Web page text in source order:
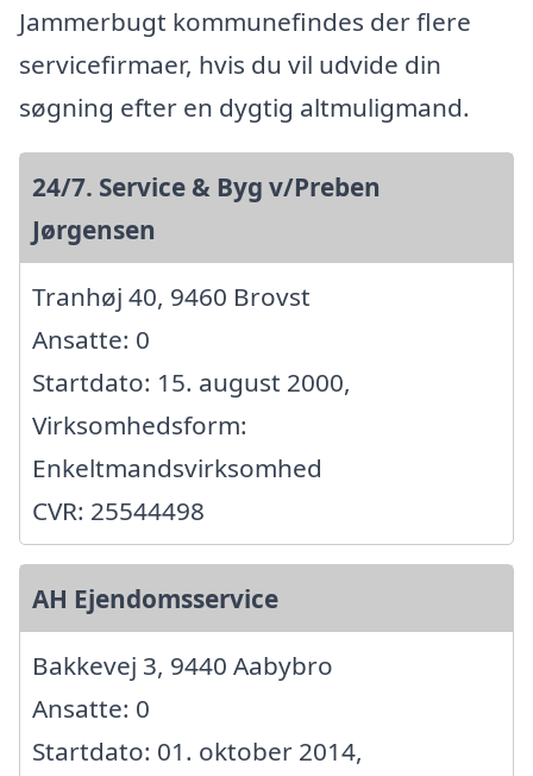
Jammerbugt kommunefindes der flere
servicefirmaer, hvis du vil udvide din
søgning efter en dygtig altmuligmand.
24/7. Service & Byg v/Preben
Jørgensen
Tranhøj 40, 9460 Brovst
Ansatte: 0
Startdato: 15. august 2000,
Virksomhedsform:
Enkeltmandsvirksomhed
CVR: 25544498
AH Ejendomsservice
Bakkevej 3, 9440 Aabybro
Ansatte: 0
Startdato: 01. oktober 2014,